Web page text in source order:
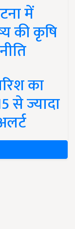
में
की कृषि
का
से ज्यादा